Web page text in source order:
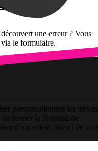
une erreur ? Vous
via le formulaire.
personnellement les débats
de fermer la fonction de
d’un article. Merci de